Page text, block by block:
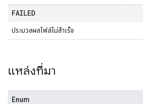
FAILED
ประมวลผลไฟล์ไม่สำเร็จ
แหล่งที่มา
Enum